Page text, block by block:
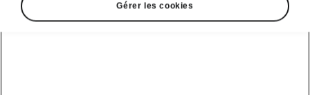
Gérer les cookies